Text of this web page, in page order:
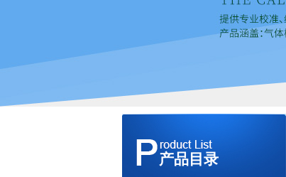
产品目录